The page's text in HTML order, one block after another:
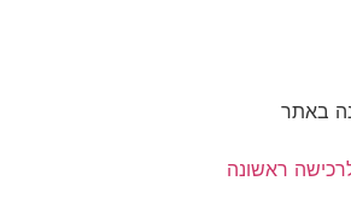
באתר